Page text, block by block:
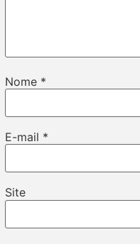
Nome *
E-mail *
Site